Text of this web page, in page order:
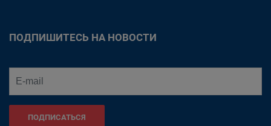
ПОДПИШИТЕСЬ НА НОВОСТИ
ПОДПИСАТЬСЯ